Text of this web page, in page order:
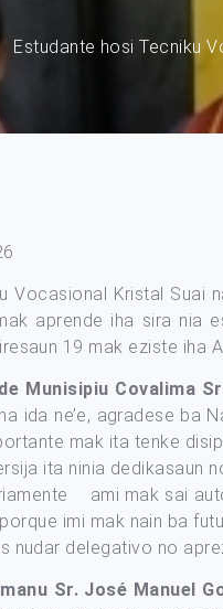
Estudante hosi Tecniku
Vocasional Kristal Suai
aprende iha sira nia
19 mak eziste iha
Munisipiu Covalima
ida ne’e, agradese ba
mak ita tenke
ita ninia
ami mak sai
imi mak nain ba
nudar delegativo no
Sr. José Manuel